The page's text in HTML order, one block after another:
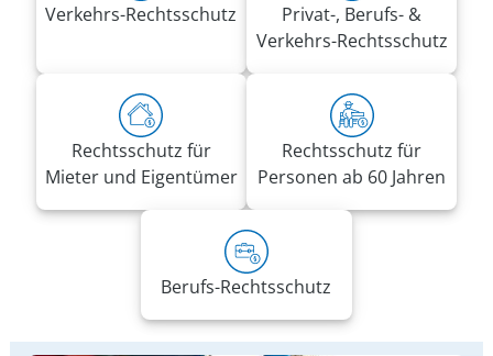
Verkehrs-Rechtsschutz
Privat-, Berufs- &
Verkehrs-Rechtsschutz
Rechtsschutz für
Mieter und Eigentümer
Rechtsschutz für
Personen ab 60 Jahren
Berufs-Rechtsschutz